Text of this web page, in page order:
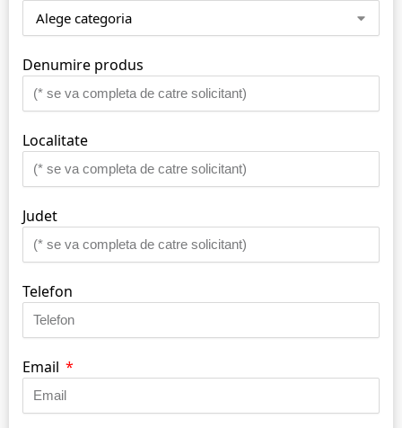
Denumire produs
Localitate
Judet
Telefon
Email